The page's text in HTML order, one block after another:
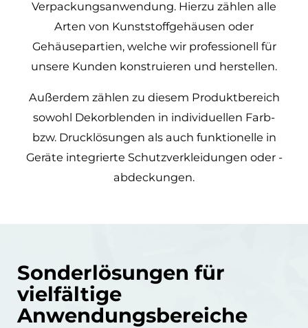
Verpackungsanwendung. Hierzu zählen alle
Arten von Kunststoffgehäusen oder
Gehäusepartien, welche wir professionell für
unsere Kunden konstruieren und herstellen.
Außerdem zählen zu diesem Produktbereich
sowohl Dekorblenden in individuellen Farb-
bzw. Drucklösungen als auch funktionelle in
Geräte integrierte Schutzverkleidungen oder -
abdeckungen.
Sonderlösungen für
vielfältige
Anwendungsbereiche